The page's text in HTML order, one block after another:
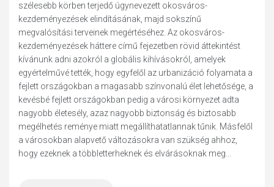
szélesebb körben terjedő úgynevezett okosváros-
kezdeményezések elindításának, majd sokszínű
megvalósítási terveinek megértéséhez. Az okosváros-
kezdeményezések háttere című fejezetben rövid áttekintést
kívánunk adni azokról a globális kihívásokról, amelyek
egyértelművé tették, hogy egyfelől az urbanizáció folyamata a
fejlett országokban a magasabb színvonalú élet lehetősége, a
kevésbé fejlett országokban pedig a városi környezet adta
nagyobb életesély, azaz nagyobb biztonság és biztosabb
megélhetés reménye miatt megállíthatatlannak tűnik. Másfelől
a városokban alapvető változásokra van szükség ahhoz,
hogy ezeknek a többletterheknek és elvárásoknak meg...